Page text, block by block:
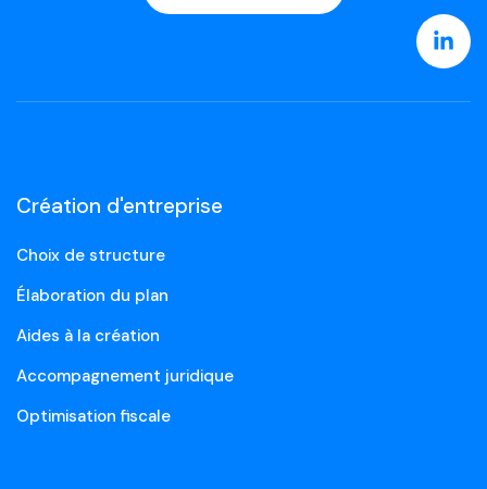
Création d'entreprise
Choix de structure
Élaboration du plan
Aides à la création
Accompagnement juridique
Optimisation fiscale